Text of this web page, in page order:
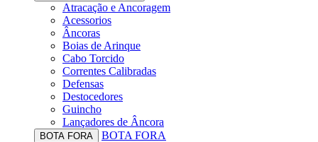
Atracação e Ancoragem
Acessorios
Âncoras
Boias de Arinque
Cabo Torcido
Correntes Calibradas
Defensas
Destocedores
Guincho
Lançadores de Âncora
BOTA FORA
BOTA FORA